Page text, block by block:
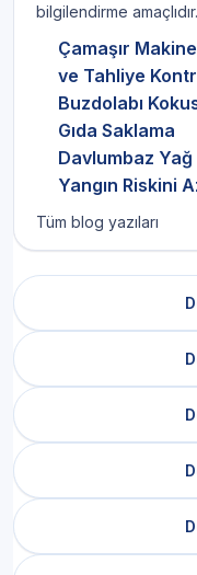
bilgilendirme amaçlıdır.
Çamaşır
ve Tahliye
Buzdolabı
Gıda Saklama
Davlumbaz
Yangın Riskini
Tüm blog yazıları